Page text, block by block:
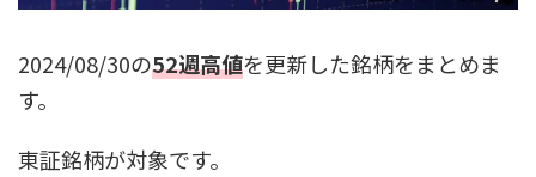
2024/08/30の52週高値を更新した銘柄をまとめま
す。
東証銘柄が対象です。